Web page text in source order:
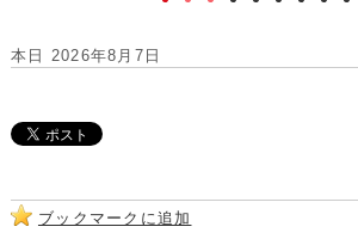
本日 2026年8月7日
ブックマークに追加